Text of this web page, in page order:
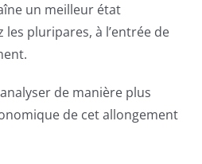
un meilleur état
pluripares, à l’entrée de
de manière plus
de cet allongement